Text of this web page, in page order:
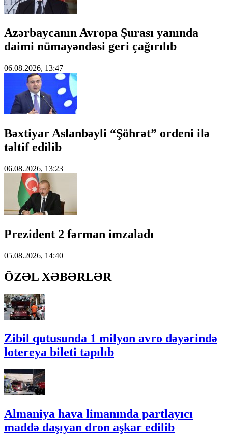
Azərbaycanın Avropa Şurası yanında
daimi nümayəndəsi geri çağırılıb
06.08.2026, 13:47
Bəxtiyar Aslanbəyli “Şöhrət” ordeni ilə
təltif edilib
06.08.2026, 13:23
Prezident 2 fərman imzaladı
05.08.2026, 14:40
ÖZƏL XƏBƏRLƏR
Zibil qutusunda 1 milyon avro dəyərində
lotereya bileti tapılıb
Almaniya hava limanında partlayıcı
maddə daşıyan dron aşkar edilib